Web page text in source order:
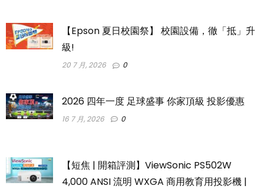
【Epson 夏日校園祭】 校園設備，徹「抵」升
級!
20 7 月, 2026 0
2026 四年一度 足球盛事 你家頂級 投影優惠
16 7 月, 2026 0
【短焦 | 開箱評測】ViewSonic PS502W
4,000 ANSI 流明 WXGA 商用教育用投影機 |